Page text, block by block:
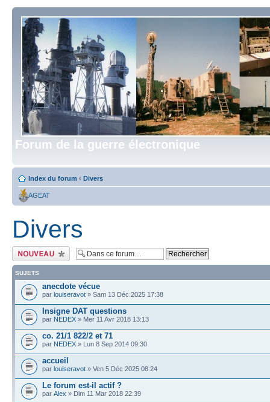
Forum de la guerre électronique
Index du forum ‹ Divers
AGEAT
Divers
Écrire un nouveau
sujet
SUJETS
anecdote vécue
par louiseravot » Sam 13 Déc 2025 17:38
Insigne DAT questions
par NEDEX » Mer 11 Avr 2018 13:13
co. 21/1 822/2 et 71
par NEDEX » Lun 8 Sep 2014 09:30
accueil
par louiseravot » Ven 5 Déc 2025 08:24
Le forum est-il actif ?
par Alex » Dim 11 Mar 2018 22:39